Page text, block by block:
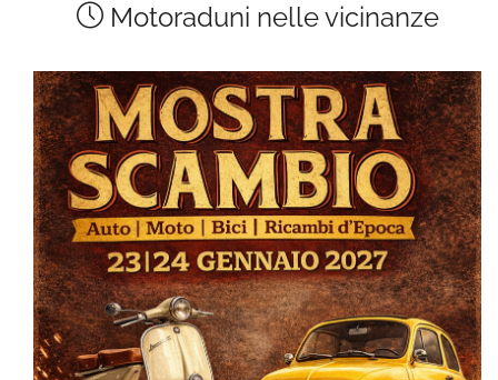
Motoraduni nelle vicinanze